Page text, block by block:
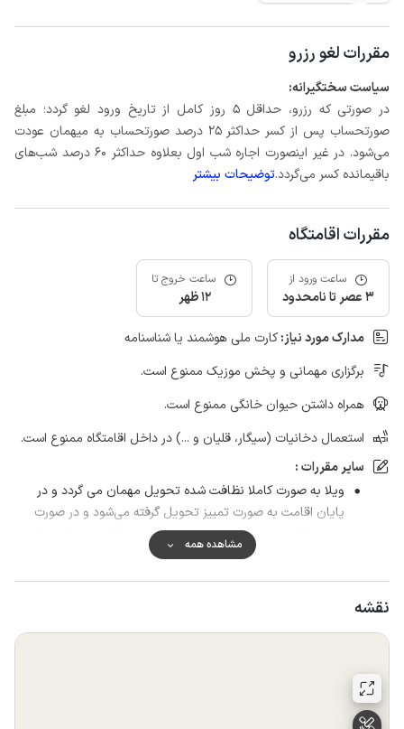
مقررات لغو رزرو
سیاست سختگیرانه:
در صورتی که رزرو، حداقل 5 روز کامل از تاریخ ورود لغو گردد؛ مبلغ
صورتحساب پس از کسر حداکثر 25 درصد صورتحساب به میهمان عودت
می‌شود. در غیر اینصورت اجاره شب اول بعلاوه حداکثر 60 درصد شب‌های
باقیمانده کسر می‌گردد.توضیحات بیشتر
مقررات اقامتگاه
ساعت ورود از
3 عصر تا نامحدود
ساعت خروج تا
12 ظهر
مدارک مورد نیاز:کارت ملی هوشمند یا شناسنامه
برگزاری مهمانی و پخش موزیک ممنوع است.
همراه داشتن حیوان خانگی ممنوع است.
استعمال دخانیات (سیگار، قلیان و ...) در داخل اقامتگاه ممنوع است.
سایر مقررات :
ویلا به صورت کاملا نظافت شده تحویل مهمان می گردد و در
پایان اقامت به صورت تمییز تحویل گرفته می‌شود و در صورت
عدم نظافت مبلغ یک میلیون تومان بابت نظافت دریافت میگردد.
به افراد بومی استان اجاره داده نمی شود و در صورت رزرو ویلا
تحویل داده نمی شود.
مشاهده همه
نقشه